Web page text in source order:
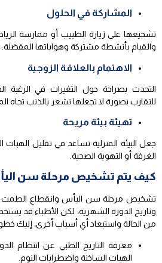
المشاركة في الحلول
تشجيعها على زيارة الطبيب أو ممارسة
والقيام بأنشطة مشتركة وهواياتها المفضلة.
الاهتمام بالعلاقة الزوجية
التحدث بصراحة حول التغيرات في الرغبة
للتقارب بصورة لا تجعلها تشعر بالذنب تجاه
تهيئة بيئة مريحة
جعل البيئة المنزلية تساعد في تقليل
الغرفة أو التهوية الصحية.
كيف يتم تشخيص مرحلة سن
تشخيص مرحلة سن اليأس وانقطاع الطمث
وتاريخ الدورة الشهرية، لكن الأطباء قد
من الحالة واستبعاد أي أسباب أخرى، إليك
معرفة التاريخ الطبي عن انتظام
الهبات الساخنة واضطرابات النوم.